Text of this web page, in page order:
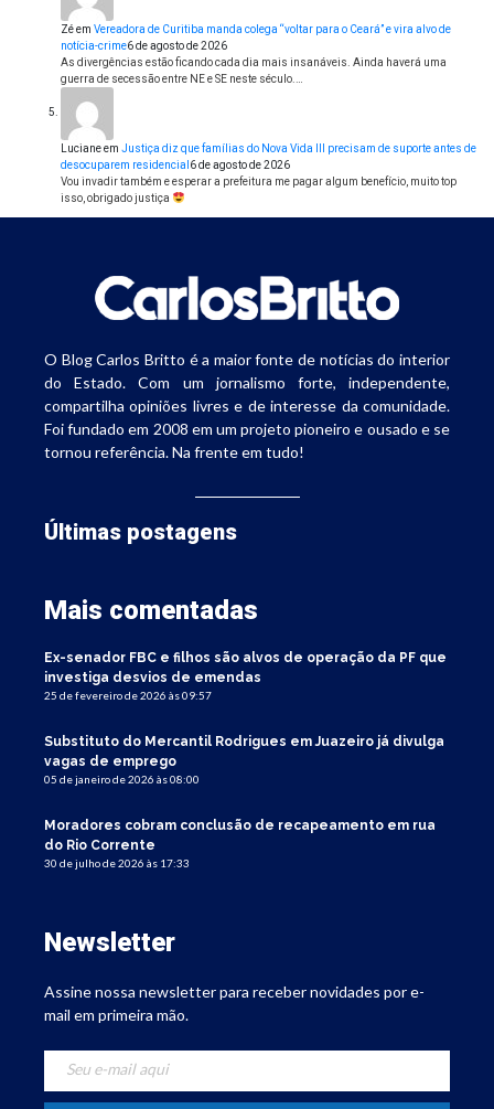
Zéem Vereadora de Curitiba manda colega “voltar para o Ceará” e vira alvo de
notícia-crime6 de agosto de 2026
As divergências estão ficando cada dia mais insanáveis. Ainda haverá uma
guerra de secessão entre NE e SE neste século.…
Lucianeem Justiça diz que famílias do Nova Vida III precisam de suporte antes de
desocuparem residencial 6 de agosto de 2026
Vou invadir também e esperar a prefeitura me pagar algum benefício, muito top
isso, obrigado justiça
O Blog Carlos Britto é a maior fonte de notícias do interior
do Estado. Com um jornalismo forte, independente,
compartilha opiniões livres e de interesse da comunidade.
Foi fundado em 2008 em um projeto pioneiro e ousado e se
tornou referência. Na frente em tudo!
Últimas postagens
Mais comentadas
Ex-senador FBC e filhos são alvos de operação da PF que
investiga desvios de emendas
25 de fevereiro de 2026 às 09:57
Substituto do Mercantil Rodrigues em Juazeiro já divulga
vagas de emprego
05 de janeiro de 2026 às 08:00
Moradores cobram conclusão de recapeamento em rua
do Rio Corrente
30 de julho de 2026 às 17:33
Newsletter
Assine nossa newsletter para receber novidades por e-
mail em primeira mão.